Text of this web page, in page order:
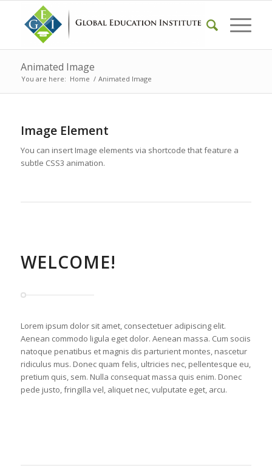
Animated Image
You are here: Home / Animated Image
Image Element
You can insert Image elements via shortcode that feature a
subtle CSS3 animation.
WELCOME!
Lorem ipsum dolor sit amet, consectetuer adipiscing elit.
Aenean commodo ligula eget dolor. Aenean massa. Cum sociis
natoque penatibus et magnis dis parturient montes, nascetur
ridiculus mus. Donec quam felis, ultricies nec, pellentesque eu,
pretium quis, sem. Nulla consequat massa quis enim. Donec
pede justo, fringilla vel, aliquet nec, vulputate eget, arcu.